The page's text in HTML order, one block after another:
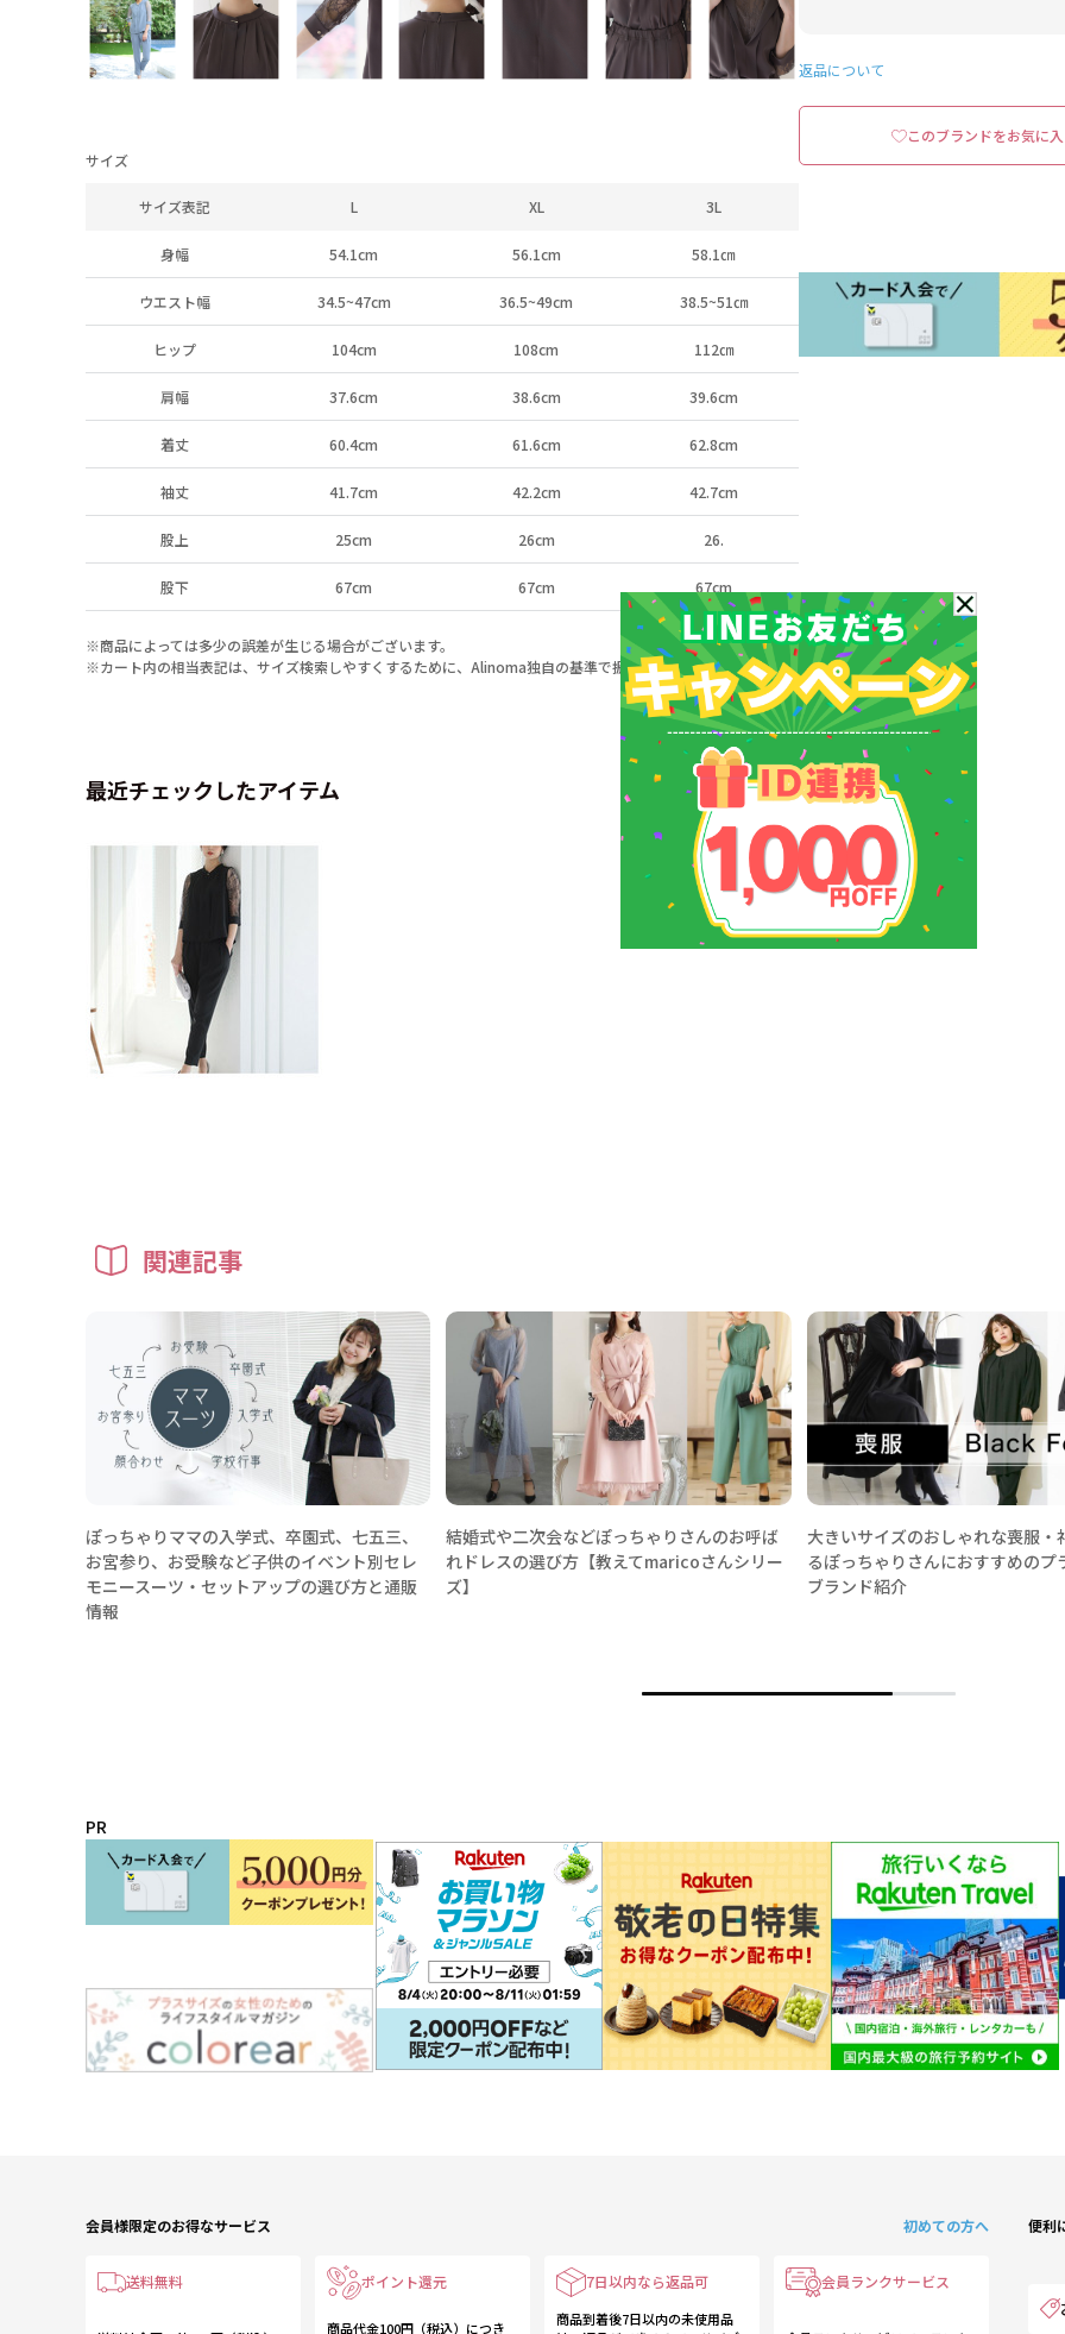
サイズ
サイズ表記 L XL 3L
身幅 54.1cm 56.1cm 58.1㎝
ウエスト幅 34.5~47cm 36.5~49cm 38.5~51㎝
ヒップ 104cm 108cm 112㎝
肩幅 37.6cm 38.6cm 39.6cm
着丈 60.4cm 61.6cm 62.8cm
袖丈 41.7cm 42.2cm 42.7cm
股上 25cm 26cm 26.
股下 67cm 67cm 67cm
※商品によっては多少の誤差が生じる場合がございます。
※カート内の相当表記は、サイズ検索しやすくするために、Alinoma独自の基準で振り分けたサイズです。
返品について
このブランドをお気に
最近チェックしたアイテム
関連記事
ぽっちゃりママの入学式、卒園式、七五三、
お宮参り、お受験など子供のイベント別セレ
モニースーツ・セットアップの選び方と通販
情報
結婚式や二次会などぽっちゃりさんのお呼ば
れドレスの選び方【教えてmaricoさんシリー
ズ】
大きいサイズのおしゃれな喪服・
るぽっちゃりさんにおすすめのプ
ブランド紹介
PR
会員様限定のお得なサービス 初めての方へ
送料無料 ポイント還元
商品代金100円（税込）につき
7日以内なら返品可
商品到着後7日以内の未使用品
会員ランクサービス
便利